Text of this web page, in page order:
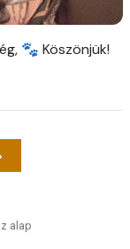
🐾 Köszönjük!
alap